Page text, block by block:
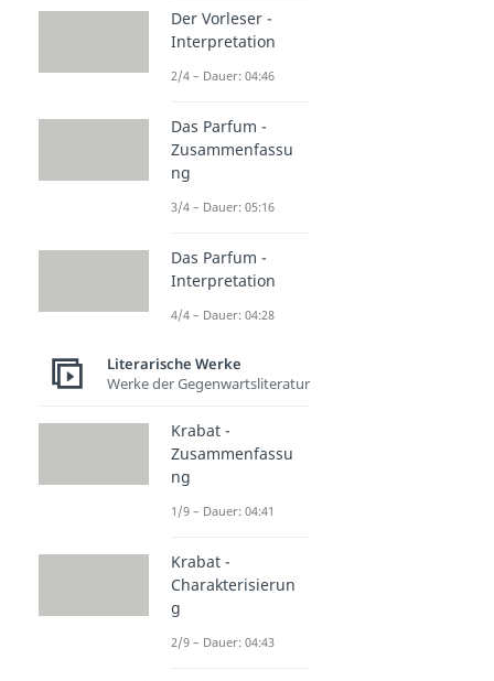
Der Vorleser -
Interpretation
2/4 – Dauer: 04:46
Das Parfum -
Zusammenfassu
ng
3/4 – Dauer: 05:16
Das Parfum -
Interpretation
4/4 – Dauer: 04:28
Literarische Werke
Werke der Gegenwartsliteratur
Krabat -
Zusammenfassu
ng
1/9 – Dauer: 04:41
Krabat -
Charakterisierun
g
2/9 – Dauer: 04:43